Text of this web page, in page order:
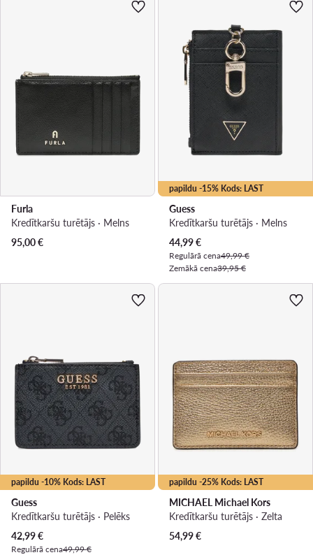
Furla
Kredītkaršu turētājs · Melns
95,00€
papildu -15% Kods: LAST
Guess
Kredītkaršu turētājs · Melns
Pašreizējā cena
44,99€
Regulārā cena49,99 €
Zemākā cena39,95 €
papildu -10% Kods: LAST
Guess
Kredītkaršu turētājs · Pelēks
Pašreizējā cena
42,99€
Regulārā cena49,99 €
papildu -25% Kods: LAST
MICHAEL Michael Kors
Kredītkaršu turētājs · Zelta
54,99€